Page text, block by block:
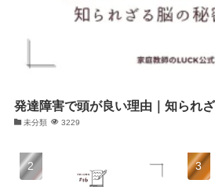
発達障害で頭が良い理由｜知られ
未分類 3229